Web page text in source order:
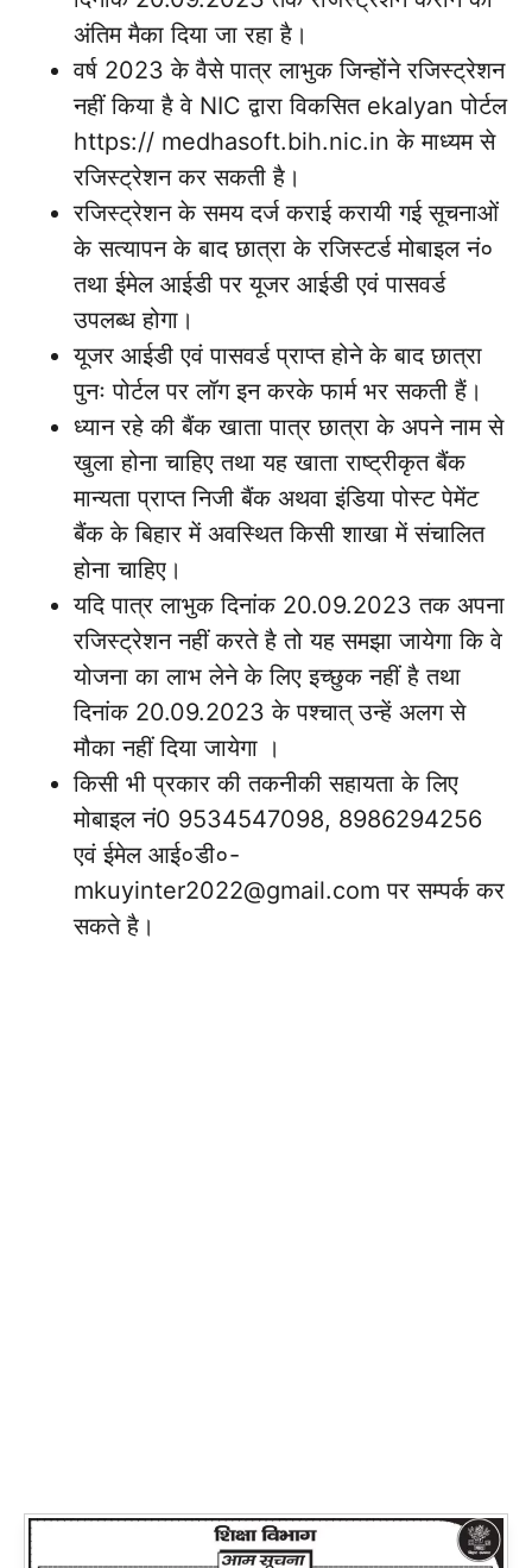
अंतिम मैका दिया जा रहा है।
वर्ष 2023 के वैसे पात्र लाभुक जिन्होंने रजिस्ट्रेशन
नहीं किया है वे NIC द्वारा विकसित ekalyan पोर्टल
https:// medhasoft.bih.nic.in के माध्यम से
रजिस्ट्रेशन कर सकती है।
रजिस्ट्रेशन के समय दर्ज कराई करायी गई सूचनाओं
के सत्यापन के बाद छात्रा के रजिस्टर्ड मोबाइल नं०
तथा ईमेल आईडी पर यूजर आईडी एवं पासवर्ड
उपलब्ध होगा।
यूजर आईडी एवं पासवर्ड प्राप्त होने के बाद छात्रा
पुनः पोर्टल पर लॉग इन करके फार्म भर सकती हैं।
ध्यान रहे की बैंक खाता पात्र छात्रा के अपने नाम से
खुला होना चाहिए तथा यह खाता राष्ट्रीकृत बैंक
मान्यता प्राप्त निजी बैंक अथवा इंडिया पोस्ट पेमेंट
बैंक के बिहार में अवस्थित किसी शाखा में संचालित
होना चाहिए।
यदि पात्र लाभुक दिनांक 20.09.2023 तक अपना
रजिस्ट्रेशन नहीं करते है तो यह समझा जायेगा कि वे
योजना का लाभ लेने के लिए इच्छुक नहीं है तथा
दिनांक 20.09.2023 के पश्चात् उन्हें अलग से
मौका नहीं दिया जायेगा ।
किसी भी प्रकार की तकनीकी सहायता के लिए
मोबाइल नं0 9534547098, 8986294256
एवं ईमेल आई०डी०-
mkuyinter2022@gmail.com पर सम्पर्क कर
सकते है।